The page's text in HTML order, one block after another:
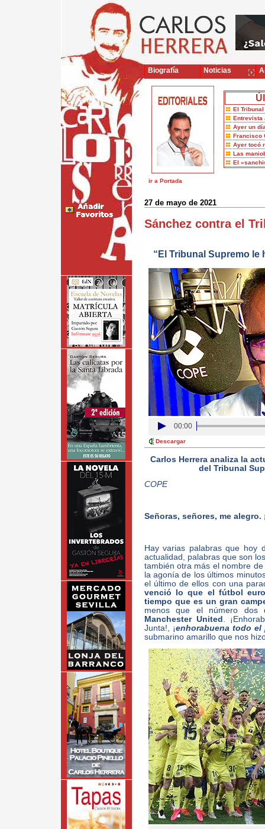
El
Entrevista
Ayer un
Francisco
Ayer tocó
Las
El
ir a Portada
27 de mayo de 2021
Sánchez contra el
“El Tribunal Supremo le
00:00
Descargar
Carlos Herrera analiza la
del Tribunal
COPE
Señoras, señores, me alegro.
Hay varias palabras que hoy
actualidad, palabras que son
también otra más el nombre
la agonía de los últimos
el último de ellos con una
venció lo que el fútbol
tiempo que es un gran
menos que el número
Manchester United .
Junta!, ¡enhorabuena todo
submarino amarillo que nos
Biografía Noticias